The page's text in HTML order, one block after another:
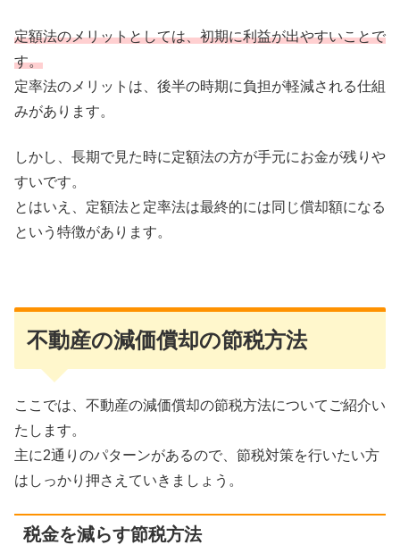
定額法のメリットとしては、初期に利益が出やすいことで
す。
定率法のメリットは、後半の時期に負担が軽減される仕組
みがあります。
しかし、長期で見た時に定額法の方が手元にお金が残りや
すいです。
とはいえ、定額法と定率法は最終的には同じ償却額になる
という特徴があります。
不動産の減価償却の節税方法
ここでは、不動産の減価償却の節税方法についてご紹介い
たします。
主に2通りのパターンがあるので、節税対策を行いたい方
はしっかり押さえていきましょう。
税金を減らす節税方法